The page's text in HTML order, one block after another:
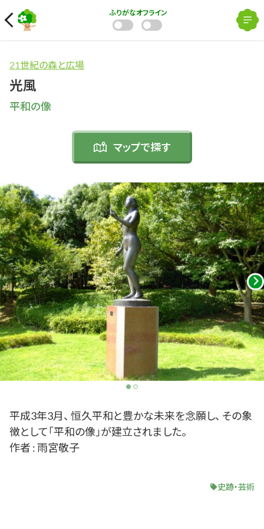
ふりがなオフライン
21世紀の森と広場
光風
平和の像
マップで探す
平成3年3月、 恒久平和と豊かな未来を念願し、 その象
徴として「平和の像」が建立されました。
作者 : 雨宮敬子
史跡・芸術